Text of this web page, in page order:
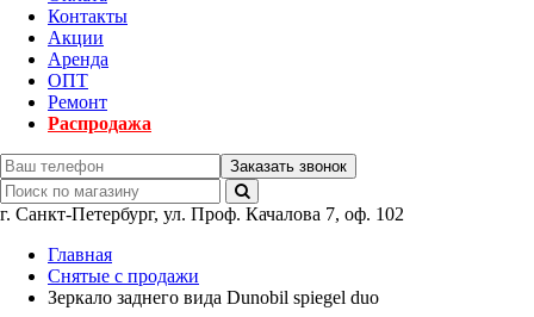
Контакты
Акции
Аренда
ОПТ
Ремонт
Распродажа
Заказать звонок
г. Санкт-Петербург, ул. Проф. Качалова 7, оф. 102
Главная
Снятые с продажи
Зеркало заднего вида Dunobil spiegel duo